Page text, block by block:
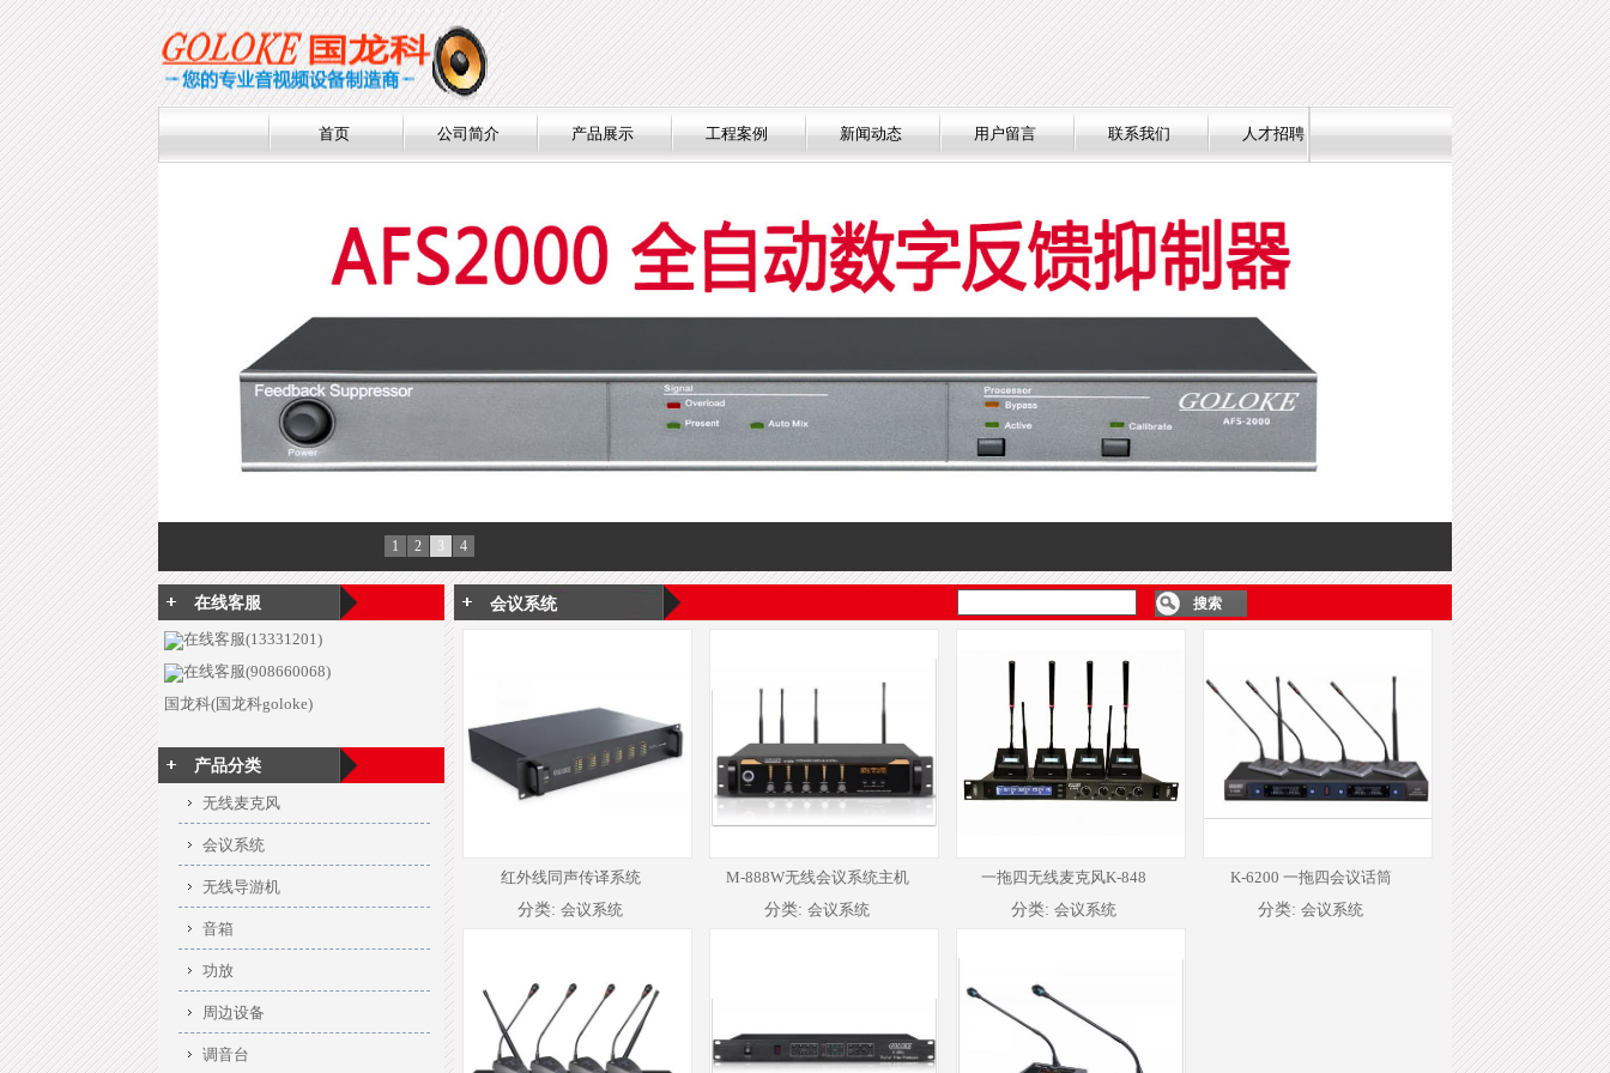
首页 公司简介 产品展示 工程案例 新闻动态 用户留言 联系我们 人才招聘
1 2 3 4
在线客服
在线客服(13331201)
在线客服(908660068)
国龙科(国龙科goloke)
产品分类
无线麦克风
会议系统
无线导游机
音箱
功放
周边设备
调音台
会议系统
红外线同声传译系统
分类: 会议系统
M-888W无线会议系统主机
分类: 会议系统
一拖四无线麦克风K-848
分类: 会议系统
K-6200 一拖四会议话筒
分类: 会议系统